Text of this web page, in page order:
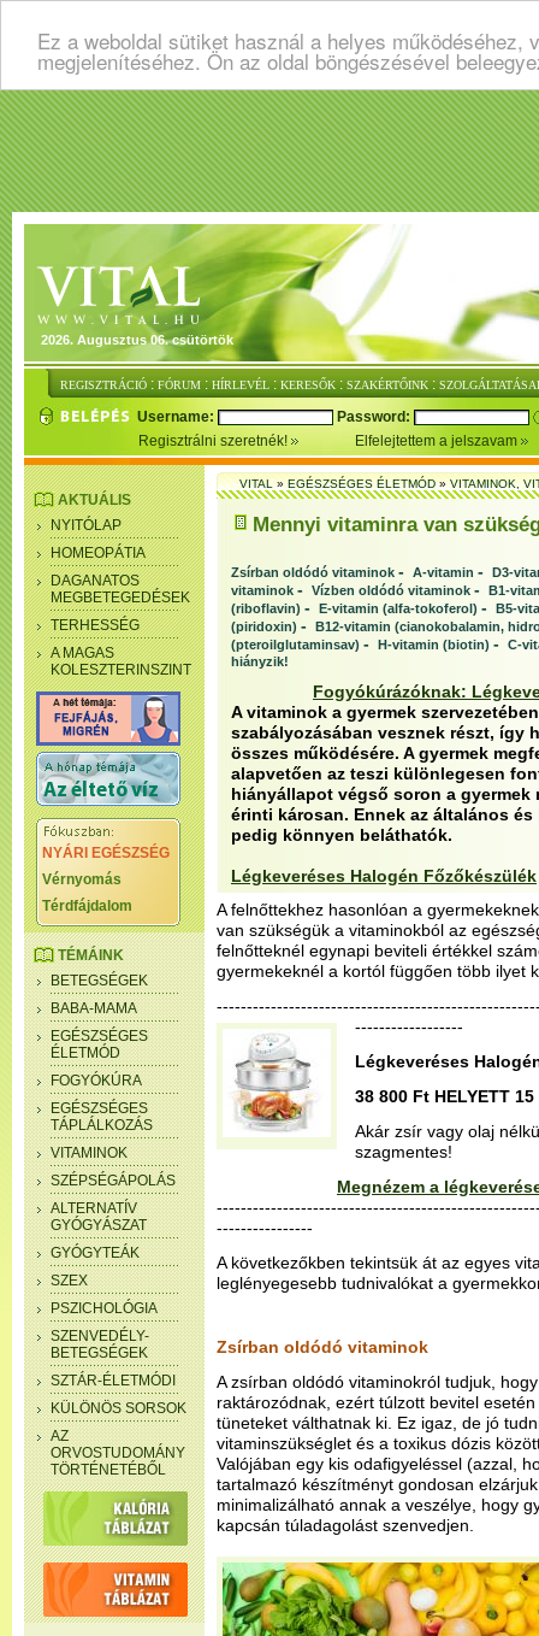
Ez a weboldal sütiket használ a helyes
megjelenítéséhez. Ön az oldal böngészésével
2026. Augusztus 06. csütörtök
REGISZTRÁCIÓ : FÓRUM : HÍRLEVÉL : KERESŐK : SZAKÉRTŐINK :
Username:
Password:
Regisztrálni szeretnék!
Elfelejtettem a jelszavam
AKTUÁLIS
NYITÓLAP
HOMEOPÁTIA
DAGANATOS
MEGBETEGEDÉSEK
TERHESSÉG
A MAGAS
KOLESZTERINSZINT
NYÁRI EGÉSZSÉG
Vérnyomás
Térdfájdalom
TÉMÁINK
BETEGSÉGEK
BABA-MAMA
EGÉSZSÉGES
ÉLETMÓD
FOGYÓKÚRA
EGÉSZSÉGES
TÁPLÁLKOZÁS
VITAMINOK
SZÉPSÉGÁPOLÁS
ALTERNATÍV
GYÓGYÁSZAT
GYÓGYTEÁK
SZEX
PSZICHOLÓGIA
SZENVEDÉLY-
BETEGSÉGEK
SZTÁR-ÉLETMÓDI
KÜLÖNÖS SORSOK
AZ
ORVOSTUDOMÁNY
TÖRTÉNETÉBŐL
VITAL»EGÉSZSÉGES ÉLETMÓD»VITAMINOK,
Mennyi vitaminra van
Zsírban oldódó vitaminok - A-vitamin - D3-
vitaminok - Vízben oldódó vitaminok - B1-
(riboflavin) - E-vitamin (alfa-tokoferol) - B5-
(piridoxin) - B12-vitamin (cianokobalamin,
(pteroilglutaminsav) - H-vitamin (biotin) - C-
hiányzik!
Fogyókúrázóknak:
A vitaminok a gyermek
szabályozásában vesznek részt, így
összes működésére. A gyermek
alapvetően az teszi különlegesen
hiányállapot végső soron a gyermek
érinti károsan. Ennek az általános
pedig könnyen beláthatók.
Légkeveréses Halogén Főzőkészülék
A felnőttekhez hasonlóan a
van szükségük a vitaminokból az
felnőtteknél egynapi beviteli értékkel
gyermekeknél a kortól függően több ilyet
------------------
Légkeveréses
38 800 Ft HELYETT
Akár zsír vagy olaj
szagmentes!
Megnézem a
----------------
A következőkben tekintsük át az egyes
leglényegesebb tudnivalókat a
Zsírban oldódó vitaminok
A zsírban oldódó vitaminokról tudjuk,
raktározódnak, ezért túlzott bevitel
tüneteket válthatnak ki. Ez igaz, de jó
vitaminszükséglet és a toxikus dózis
Valójában egy kis odafigyeléssel (azzal,
tartalmazó készítményt gondosan
minimalizálható annak a veszélye, hogy
kapcsán túladagolást szenvedjen.